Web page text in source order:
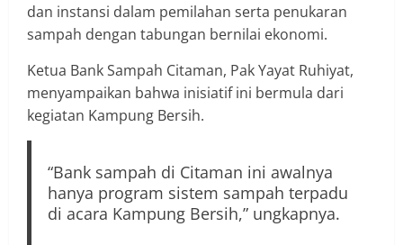
dan instansi dalam pemilahan serta penukaran
sampah dengan tabungan bernilai ekonomi.
Ketua Bank Sampah Citaman, Pak Yayat Ruhiyat,
menyampaikan bahwa inisiatif ini bermula dari
kegiatan Kampung Bersih.
“Bank sampah di Citaman ini awalnya
hanya program sistem sampah terpadu
di acara Kampung Bersih,” ungkapnya.